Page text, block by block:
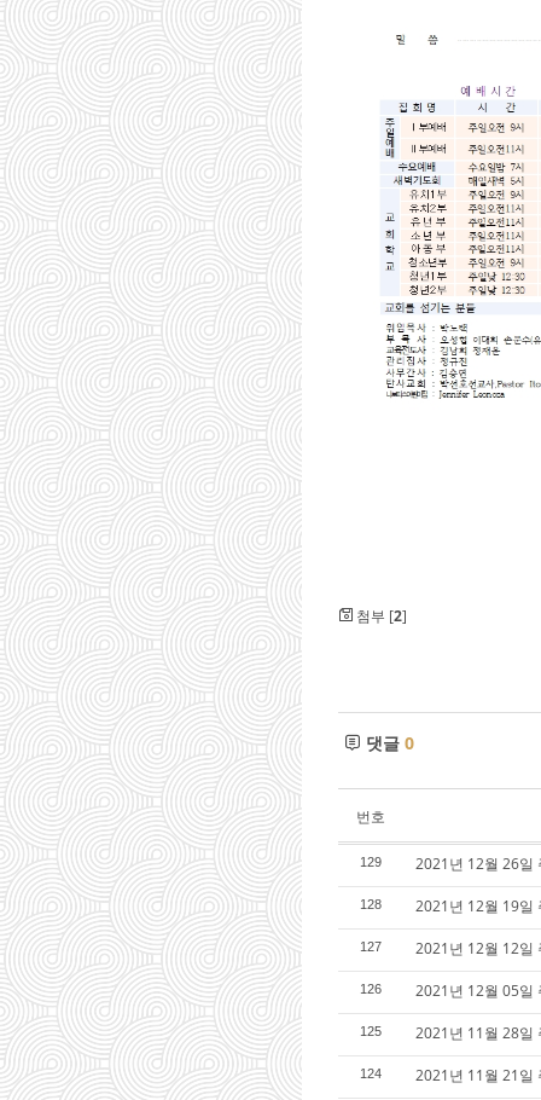
첨부 [2]
댓글 0
번호
129 2021년 12월 26일
128 2021년 12월 19일
127 2021년 12월 12일
126 2021년 12월 05일
125 2021년 11월 28일
124 2021년 11월 21일